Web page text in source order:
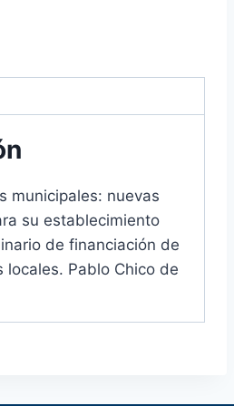
municipales: nuevas
su establecimiento
de financiación de
locales. Pablo Chico de